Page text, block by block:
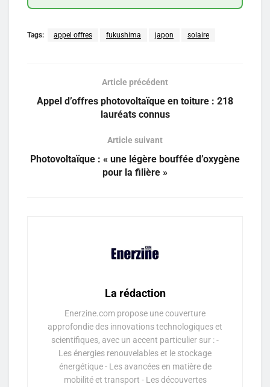
Tags: appel offres fukushima japon solaire
Article précédent
Appel d’offres photovoltaïque en toiture : 218
lauréats connus
Article suivant
Photovoltaïque : « une légère bouffée d’oxygène
pour la filière »
La rédaction
Enerzine.com propose une couverture
approfondie des innovations technologiques et
scientifiques, avec un accent particulier sur : -
Les énergies renouvelables et le stockage
énergétique - Les avancées en matière de
mobilité et transport - Les découvertes